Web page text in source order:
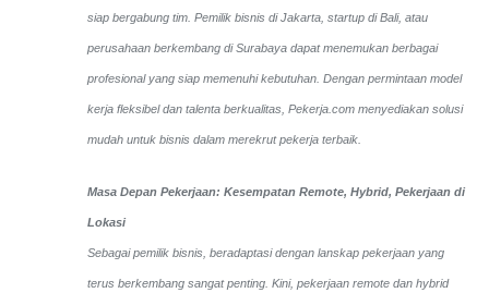
siap bergabung tim. Pemilik bisnis di Jakarta, startup di Bali, atau
perusahaan berkembang di Surabaya dapat menemukan berbagai
profesional yang siap memenuhi kebutuhan. Dengan permintaan model
kerja fleksibel dan talenta berkualitas, Pekerja.com menyediakan solusi
mudah untuk bisnis dalam merekrut pekerja terbaik.
Masa Depan Pekerjaan: Kesempatan Remote, Hybrid, Pekerjaan di
Lokasi
Sebagai pemilik bisnis, beradaptasi dengan lanskap pekerjaan yang
terus berkembang sangat penting. Kini, pekerjaan remote dan hybrid